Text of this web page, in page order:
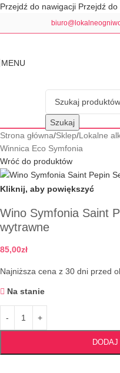
Przejdź do nawigacji Przejdź do
MENU
Szukaj
Strona główna/Sklep/Lokalne
Winnica Eco Symfonia
Wróć do produktów
Kliknij, aby powiększyć
Wino Symfonia Saint
wytrawne
85,00zł
Najniższa cena z 30 dni przed
Na stanie